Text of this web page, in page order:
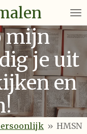
mijn
je uit
en
» HMSN